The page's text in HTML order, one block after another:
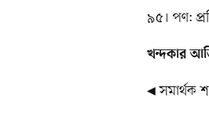
৯৫। পণ:
খন্দকার
◀ সমার্থক